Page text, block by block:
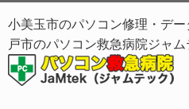
小美玉市のパソコン修理・デ
戸市のパソコン救急病院ジャム